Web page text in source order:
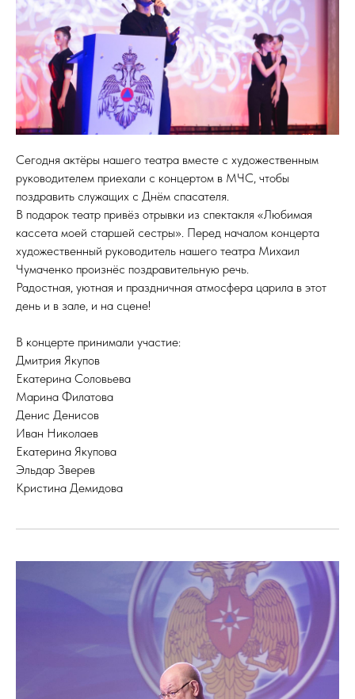
Сегодня актёры нашего театра вместе с художественным
руководителем приехали с концертом в МЧС, чтобы
поздравить служащих с Днём спасателя.
В подарок театр привёз отрывки из спектакля «Любимая
кассета моей старшей сестры». Перед началом концерта
художественный руководитель нашего театра Михаил
Чумаченко произнёс поздравительную речь.
Радостная, уютная и праздничная атмосфера царила в этот
день и в зале, и на сцене!
В концерте принимали участие:
Дмитрия Якупов
Екатерина Соловьева
Марина Филатова
Денис Денисов
Иван Николаев
Екатерина Якупова
Эльдар Зверев
Кристина Демидова